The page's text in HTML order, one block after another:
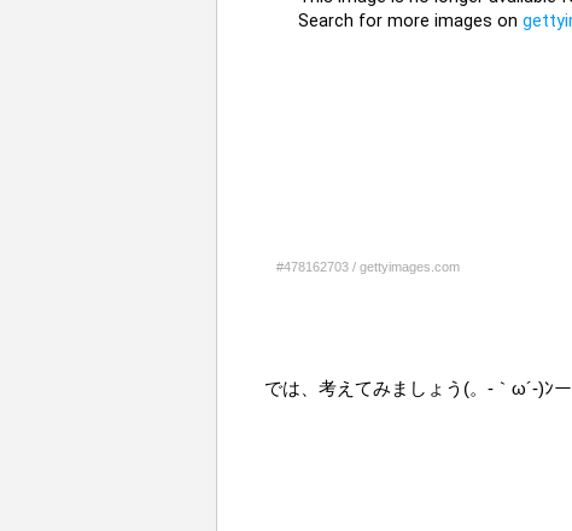
#478162703 / gettyimages.com
では、考えてみましょう(。-｀ω´-)ﾝー